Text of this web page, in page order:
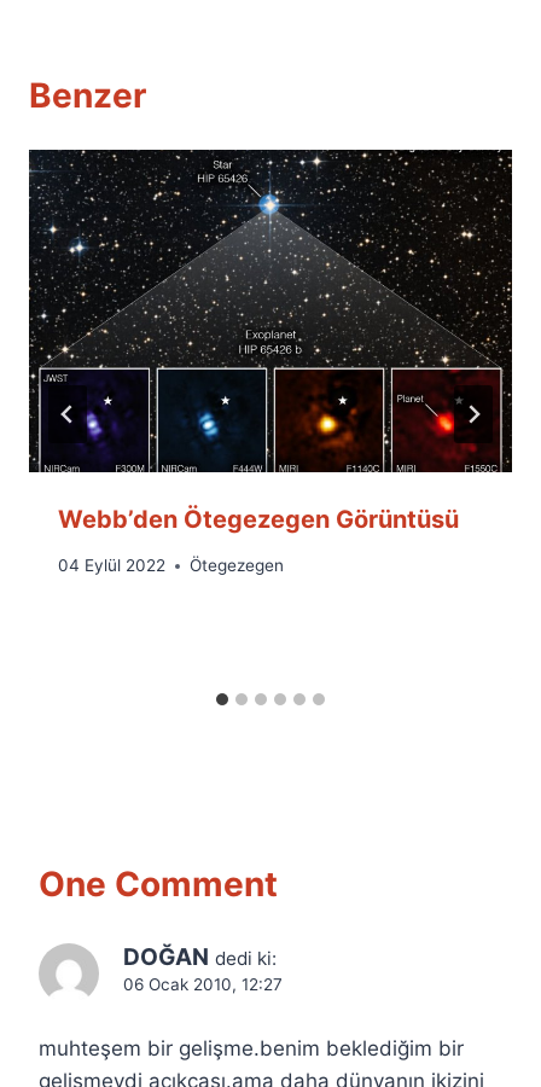
Benzer
Webb’den Ötegezegen Görüntüsü
By
04 Eylül 2022 Ötegezegen
One Comment
DOĞAN dedi ki:
06 Ocak 2010, 12:27
muhteşem bir gelişme.benim beklediğim bir
gelişmeydi açıkçası.ama daha dünyanın ikizini